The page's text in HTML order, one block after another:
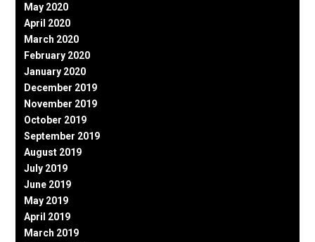
May 2020
April 2020
March 2020
February 2020
January 2020
December 2019
November 2019
October 2019
September 2019
August 2019
July 2019
June 2019
May 2019
April 2019
March 2019